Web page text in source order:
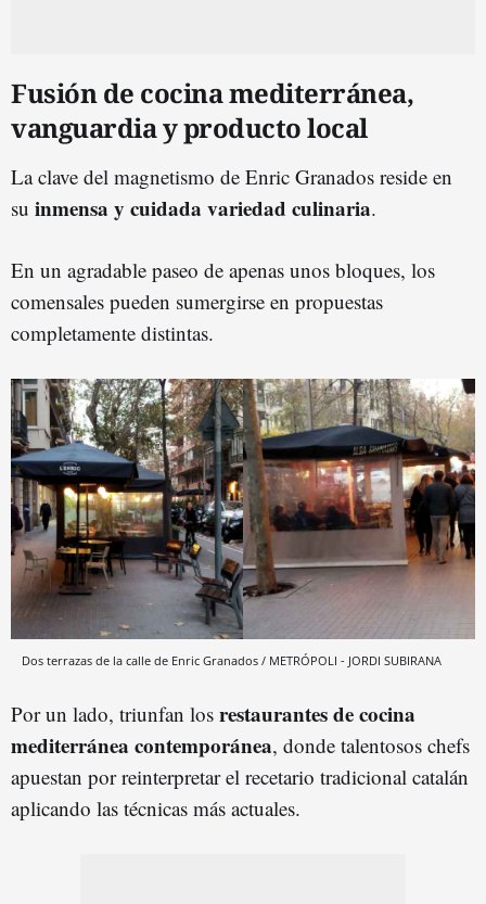
Fusión de cocina mediterránea,
vanguardia y producto local
La clave del magnetismo de Enric Granados reside en
su inmensa y cuidada variedad culinaria.
En un agradable paseo de apenas unos bloques, los
comensales pueden sumergirse en propuestas
completamente distintas.
Dos terrazas de la calle de Enric Granados / METRÓPOLI - JORDI SUBIRANA
Por un lado, triunfan los restaurantes de cocina
mediterránea contemporánea, donde talentosos chefs
apuestan por reinterpretar el recetario tradicional catalán
aplicando las técnicas más actuales.